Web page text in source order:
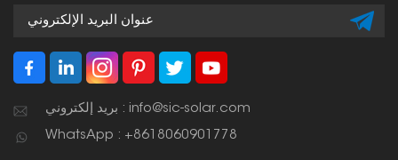
بريد إلكتروني : info@sic-solar.com
WhatsApp : +8618060901778